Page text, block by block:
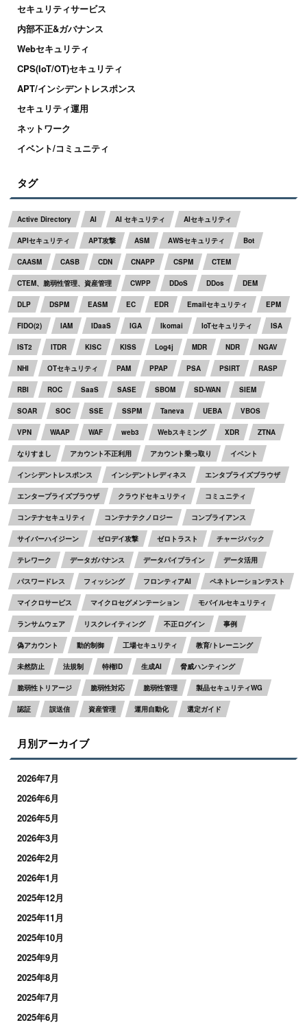
セキュリティサービス
内部不正&ガバナンス
Webセキュリティ
CPS(IoT/OT)セキュリティ
APT/インシデントレスポンス
セキュリティ運用
ネットワーク
イベント/コミュニティ
タグ
Active Directory AI AI セキュリティ AIセキュリティ
APIセキュリティ APT攻撃 ASM AWSセキュリティ Bot
CAASM CASB CDN CNAPP CSPM CTEM
CTEM、脆弱性管理、資産管理 CWPP DDoS DDos DEM
DLP DSPM EASM EC EDR Emailセキュリティ EPM
FIDO(2) IAM IDaaS IGA Ikomai IoTセキュリティ ISA
IST2 ITDR KISC KISS Log4j MDR NDR NGAV
NHI OTセキュリティ PAM PPAP PSA PSIRT RASP
RBI ROC SaaS SASE SBOM SD-WAN SIEM
SOAR SOC SSE SSPM Taneva UEBA VBOS
VPN WAAP WAF web3 Webスキミング XDR ZTNA
なりすまし アカウント不正利用 アカウント乗っ取り イベント
インシデントレスポンス インシデントレディネス エンタプライズブラウザ
エンタープライズブラウザ クラウドセキュリティ コミュニティ
コンテナセキュリティ コンテナテクノロジー コンプライアンス
サイバーハイジーン ゼロデイ攻撃 ゼロトラスト チャージバック
テレワーク データガバナンス データパイプライン データ活用
パスワードレス フィッシング フロンティアAI ペネトレーションテスト
マイクロサービス マイクロセグメンテーション モバイルセキュリティ
ランサムウェア リスクレイティング 不正ログイン 事例
偽アカウント 動的制御 工場セキュリティ 教育/トレーニング
未然防止 法規制 特権ID 生成AI 脅威ハンティング
脆弱性トリアージ 脆弱性対応 脆弱性管理 製品セキュリティWG
認証 誤送信 資産管理 運用自動化 選定ガイド
月別アーカイブ
2026年7月
2026年6月
2026年5月
2026年3月
2026年2月
2026年1月
2025年12月
2025年11月
2025年10月
2025年9月
2025年8月
2025年7月
2025年6月